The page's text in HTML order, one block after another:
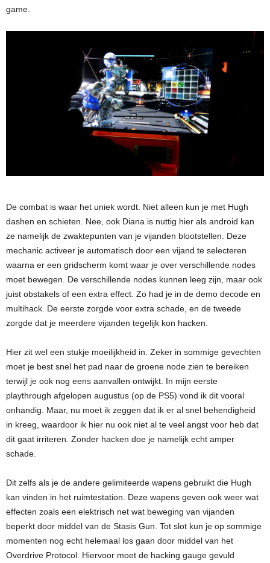
game.
De combat is waar het uniek wordt. Niet alleen kun je met Hugh
dashen en schieten. Nee, ook Diana is nuttig hier als android kan
ze namelijk de zwaktepunten van je vijanden blootstellen. Deze
mechanic activeer je automatisch door een vijand te selecteren
waarna er een gridscherm komt waar je over verschillende nodes
moet bewegen. De verschillende nodes kunnen leeg zijn, maar ook
juist obstakels of een extra effect. Zo had je in de demo decode en
multihack. De eerste zorgde voor extra schade, en de tweede
zorgde dat je meerdere vijanden tegelijk kon hacken.
Hier zit wel een stukje moeilijkheid in. Zeker in sommige gevechten
moet je best snel het pad naar de groene node zien te bereiken
terwijl je ook nog eens aanvallen ontwijkt. In mijn eerste
playthrough afgelopen augustus (op de PS5) vond ik dit vooral
onhandig. Maar, nu moet ik zeggen dat ik er al snel behendigheid
in kreeg, waardoor ik hier nu ook niet al te veel angst voor heb dat
dit gaat irriteren. Zonder hacken doe je namelijk echt amper
schade.
Dit zelfs als je de andere gelimiteerde wapens gebruikt die Hugh
kan vinden in het ruimtestation. Deze wapens geven ook weer wat
effecten zoals een elektrisch net wat beweging van vijanden
beperkt door middel van de Stasis Gun. Tot slot kun je op sommige
momenten nog echt helemaal los gaan door middel van het
Overdrive Protocol. Hiervoor moet de hacking gauge gevuld